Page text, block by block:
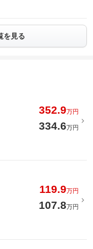
を見る
352.9万円
334.6万円
119.9万円
107.8万円